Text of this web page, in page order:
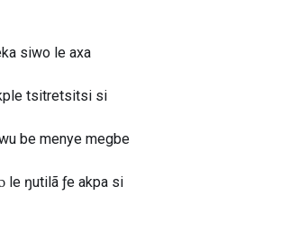
siwo le axa
kple tsitretsitsi si
be menye megbe
le ŋutilã ƒe akpa si